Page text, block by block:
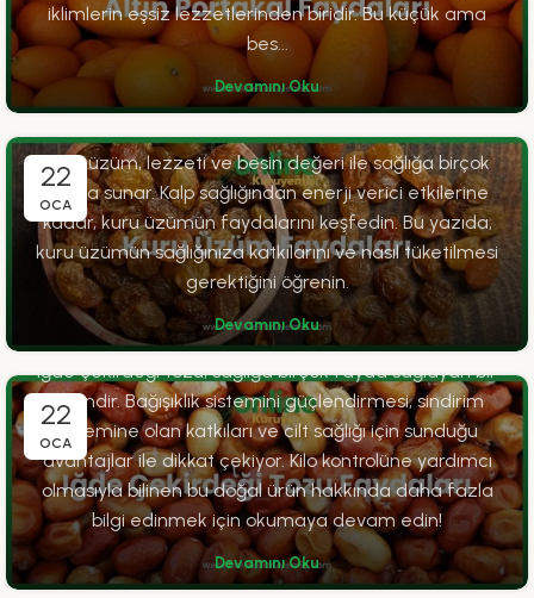
iklimlerin eşsiz lezzetlerinden biridir. Bu küçük ama
bes...
Devamını Oku
22
OCA
FAYDALAR
Kuru Üzüm Faydaları
0
Kuru üzüm, lezzeti ve besin değeri ile sağlığa birçok
fayda sunar. Kalp sağlığından enerji verici etkilerine
kadar, kuru üzümün faydalarını keşfedin. Bu yazıda,
kuru üzümün sağlığınıza katkılarını ve nasıl tüketilmesi
gerektiğini öğrenin.
Devamını Oku
22
OCA
FAYDALAR
İğde Çekirdeği Tozu Faydaları
OnlineKuruyemis 0
Iğde çekirdeği tozu, sağlığa birçok fayda sağlayan bir
besindir. Bağışıklık sistemini güçlendirmesi, sindirim
sistemine olan katkıları ve cilt sağlığı için sunduğu
avantajlar ile dikkat çekiyor. Kilo kontrolüne yardımcı
olmasıyla bilinen bu doğal ürün hakkında daha fazla
bilgi edinmek için okumaya devam edin!
Devamını Oku
FAYDALAR